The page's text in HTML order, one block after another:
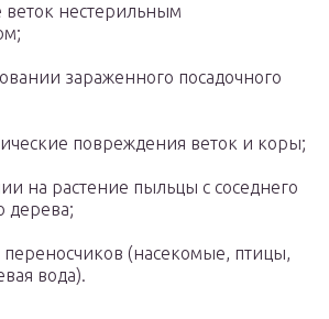
веток нестерильным
зараженного посадочного
повреждения веток и коры;
на растение пыльцы с соседнего
дерева;
(насекомые, птицы,
вода).